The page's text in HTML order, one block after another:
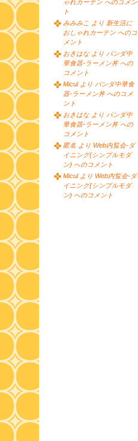
ゃれカーテン へのコメン
ト
みみみこ より 新生活に
おしゃれカーテン へのコ
メント
おきはな より パンダ中
華食器-ラーメン丼 への
コメント
Micul より パンダ中華食
器-ラーメン丼 へのコメ
ント
おきはな より パンダ中
華食器-ラーメン丼 への
コメント
匿名 より Web内覧会-ダ
イニング(シンプルモダ
ン) へのコメント
Micul より Web内覧会-ダ
イニング(シンプルモダ
ン) へのコメント